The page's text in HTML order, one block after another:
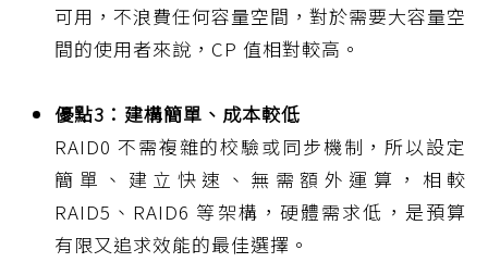
可用，不浪費任何容量空間，對於需要大容量空
間的使用者來說，CP 值相對較高。
優點3：建構簡單、成本較低
RAID0 不需複雜的校驗或同步機制，所以設定
簡單、建立快速、無需額外運算，相較
RAID5、RAID6 等架構，硬體需求低，是預算
有限又追求效能的最佳選擇。